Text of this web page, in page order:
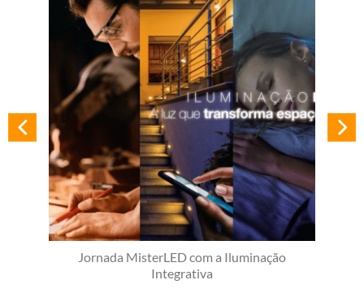
Jornada MisterLED com a Iluminação
Integrativa